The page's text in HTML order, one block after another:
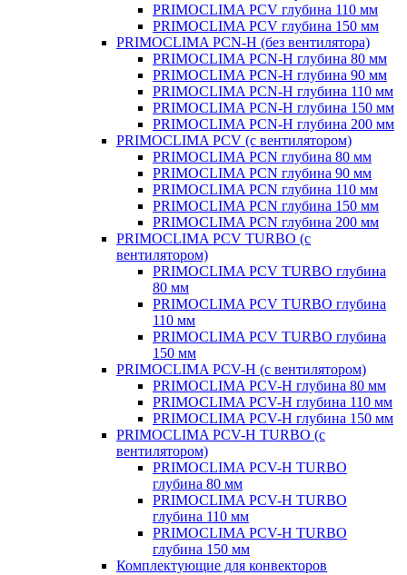
PRIMOCLIMA PCV глубина 110 мм
PRIMOCLIMA PCV глубина 150 мм
PRIMOCLIMA PCN-H (без вентилятора)
PRIMOCLIMA PCN-H глубина 80 мм
PRIMOCLIMA PCN-H глубина 90 мм
PRIMOCLIMA PCN-H глубина 110 мм
PRIMOCLIMA PCN-H глубина 150 мм
PRIMOCLIMA PCN-H глубина 200 мм
PRIMOCLIMA PCV (c вентилятором)
PRIMOCLIMA PCN глубина 80 мм
PRIMOCLIMA PCN глубина 90 мм
PRIMOCLIMA PCN глубина 110 мм
PRIMOCLIMA PCN глубина 150 мм
PRIMOCLIMA PCN глубина 200 мм
PRIMOCLIMA PCV TURBO (c
вентилятором)
PRIMOCLIMA PCV TURBO глубина
80 мм
PRIMOCLIMA PCV TURBO глубина
110 мм
PRIMOCLIMA PCV TURBO глубина
150 мм
PRIMOCLIMA PCV-H (c вентилятором)
PRIMOCLIMA PCV-H глубина 80 мм
PRIMOCLIMA PCV-H глубина 110 мм
PRIMOCLIMA PCV-H глубина 150 мм
PRIMOCLIMA PCV-H TURBO (c
вентилятором)
PRIMOCLIMA PCV-H TURBO
глубина 80 мм
PRIMOCLIMA PCV-H TURBO
глубина 110 мм
PRIMOCLIMA PCV-H TURBO
глубина 150 мм
Комплектующие для конвекторов